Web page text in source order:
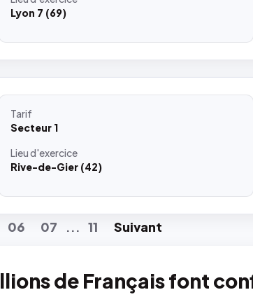
Lyon 7 (69)
Tarif
Secteur 1
Lieud'exercice
Rive-de-Gier (42)
06 07 ... 11 Suivant
de Français font